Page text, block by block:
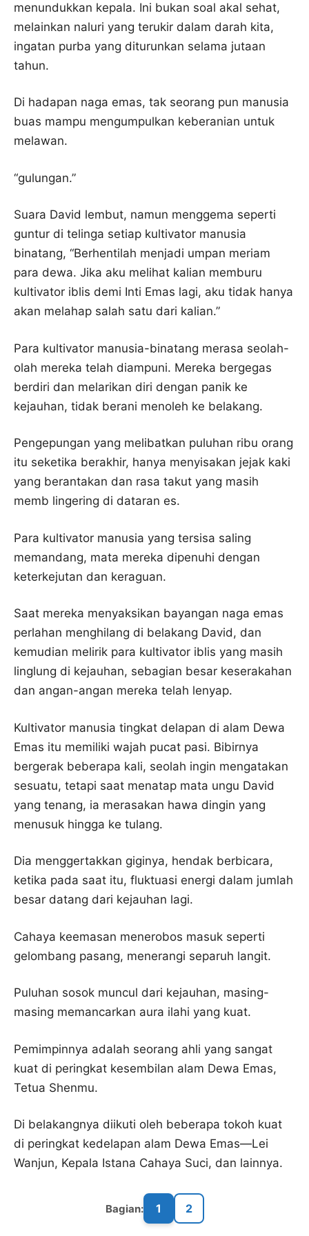
menundukkan kepala. Ini bukan soal akal sehat,
melainkan naluri yang terukir dalam darah kita,
ingatan purba yang diturunkan selama jutaan
tahun.
Di hadapan naga emas, tak seorang pun manusia
buas mampu mengumpulkan keberanian untuk
melawan.
“gulungan.”
Suara David lembut, namun menggema seperti
guntur di telinga setiap kultivator manusia
binatang, “Berhentilah menjadi umpan meriam
para dewa. Jika aku melihat kalian memburu
kultivator iblis demi Inti Emas lagi, aku tidak hanya
akan melahap salah satu dari kalian.”
Para kultivator manusia-binatang merasa seolah-
olah mereka telah diampuni. Mereka bergegas
berdiri dan melarikan diri dengan panik ke
kejauhan, tidak berani menoleh ke belakang.
Pengepungan yang melibatkan puluhan ribu orang
itu seketika berakhir, hanya menyisakan jejak kaki
yang berantakan dan rasa takut yang masih
memb lingering di dataran es.
Para kultivator manusia yang tersisa saling
memandang, mata mereka dipenuhi dengan
keterkejutan dan keraguan.
Saat mereka menyaksikan bayangan naga emas
perlahan menghilang di belakang David, dan
kemudian melirik para kultivator iblis yang masih
linglung di kejauhan, sebagian besar keserakahan
dan angan-angan mereka telah lenyap.
Kultivator manusia tingkat delapan di alam Dewa
Emas itu memiliki wajah pucat pasi. Bibirnya
bergerak beberapa kali, seolah ingin mengatakan
sesuatu, tetapi saat menatap mata ungu David
yang tenang, ia merasakan hawa dingin yang
menusuk hingga ke tulang.
Dia menggertakkan giginya, hendak berbicara,
ketika pada saat itu, fluktuasi energi dalam jumlah
besar datang dari kejauhan lagi.
Cahaya keemasan menerobos masuk seperti
gelombang pasang, menerangi separuh langit.
Puluhan sosok muncul dari kejauhan, masing-
masing memancarkan aura ilahi yang kuat.
Pemimpinnya adalah seorang ahli yang sangat
kuat di peringkat kesembilan alam Dewa Emas,
Tetua Shenmu.
Di belakangnya diikuti oleh beberapa tokoh kuat
di peringkat kedelapan alam Dewa Emas—Lei
Wanjun, Kepala Istana Cahaya Suci, dan lainnya.
Bagian: 1 2